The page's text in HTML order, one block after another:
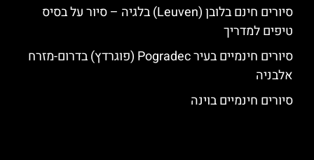
סיורים חינם בלובן (Leuven) בלגיה – סיור על בסיס
טיפים למדריך
סיורים חינמיים בעיר Pogradec (פוגרדץ) בדרום-מזרח
אלבניה
סיורים חינמיים בוינה